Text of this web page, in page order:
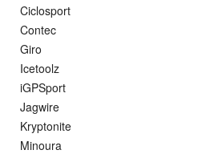
Ciclosport
Contec
Giro
Icetoolz
iGPSport
Jagwire
Kryptonite
Minoura